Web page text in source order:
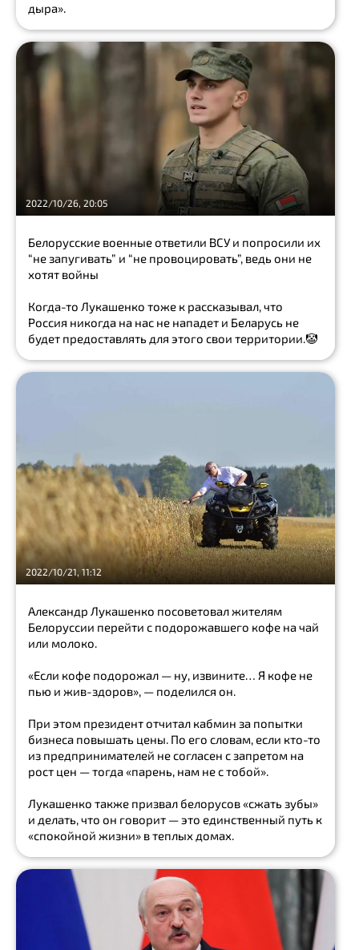
Современная
Женщина
дыра».
2022/10/26, 20:05
Белорусские военные ответили ВСУ и попросили их
“не запугивать” и “не провоцировать”, ведь они не
хотят войны
Когда-то Лукашенко тоже к рассказывал, что
Россия никогда на нас не нападет и Беларусь не
будет предоставлять для этого свои территории.🤡
2022/10/21, 11:12
Александр Лукашенко посоветовал жителям
Белоруссии перейти с подорожавшего кофе на чай
или молоко.
«Если кофе подорожал — ну, извините… Я кофе не
пью и жив-здоров», — поделился он.
При этом президент отчитал кабмин за попытки
бизнеса повышать цены. По его словам, если кто-то
из предпринимателей не согласен с запретом на
рост цен — тогда «парень, нам не с тобой».
Лукашенко также призвал белорусов «сжать зубы»
и делать, что он говорит — это единственный путь к
«спокойной жизни» в теплых домах.